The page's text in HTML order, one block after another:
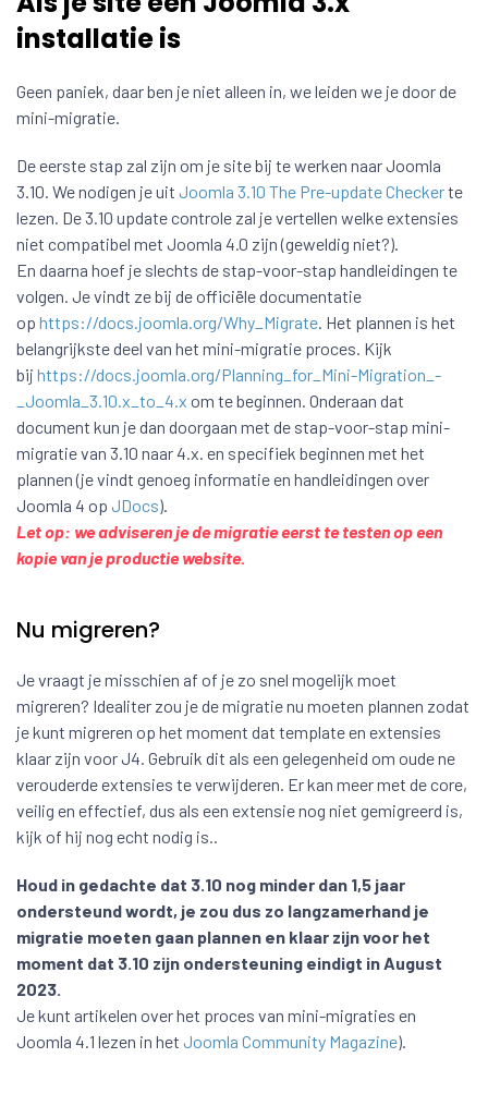
installatie is
Geen paniek, daar ben je niet alleen in, we leiden we je door de
mini-migratie.
De eerste stap zal zijn om je site bij te werken naar Joomla
3.10. We nodigen je uit Joomla 3.10 The Pre-update Checkerte
lezen. De 3.10 update controle zal je vertellen welke extensies
niet compatibel met Joomla 4.0 zijn (geweldig niet?).
En daarna hoef je slechts de stap-voor-stap handleidingen te
volgen. Je vindt ze bij de officiële documentatie
op https://docs.joomla.org/Why_Migrate. Het plannen is het
belangrijkste deel van het mini-migratie proces. Kijk
bij https://docs.joomla.org/Planning_for_Mini-Migration_-
_Joomla_3.10.x_to_4.x om te beginnen. Onderaan dat
document kun je dan doorgaan met de stap-voor-stap mini-
migratie van 3.10 naar 4.x. en specifiek beginnen met het
plannen (je vindt genoeg informatie en handleidingen over
Joomla 4 op JDocs).
Let op: we adviseren je de migratie eerst te testen op een
kopie van je productie website.
Nu migreren?
Je vraagt je misschien af of je zo snel mogelijk moet
migreren? Idealiter zou je de migratie nu moeten plannen zodat
je kunt migreren op het moment dat template en extensies
klaar zijn voor J4. Gebruik dit als een gelegenheid om oude ne
verouderde extensies te verwijderen. Er kan meer met de core,
veilig en effectief, dus als een extensie nog niet gemigreerd is,
kijk of hij nog echt nodig is..
Houd in gedachte dat 3.10 nog minder dan 1,5 jaar
ondersteund wordt, je zou dus zo langzamerhand je
migratie moeten gaan plannen en klaar zijn voor het
moment dat 3.10 zijn ondersteuning eindigt in August
2023.
Je kunt artikelen over het proces van mini-migraties en
Joomla 4.1 lezen in het Joomla Community Magazine).